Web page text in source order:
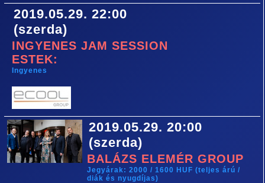
2019.05.29. 22:00
(szerda)
INGYENES JAM SESSION
ESTEK:
Ingyenes
2019.05.29. 20:00
(szerda)
BALÁZS ELEMÉR GROUP
Jegyárak: 2000 / 1600 HUF (teljes árú /
diák és nyugdíjas)